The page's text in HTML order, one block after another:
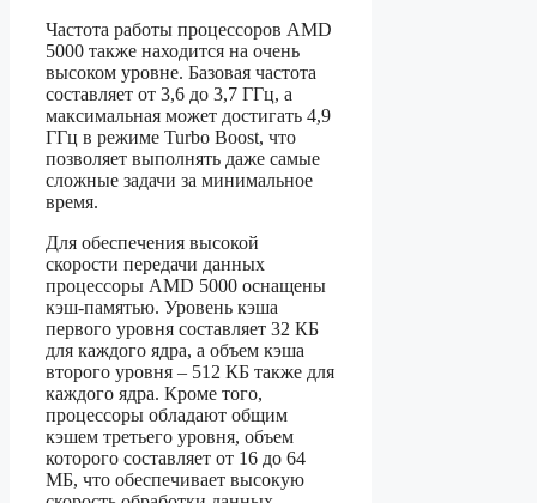
Частота работы процессоров AMD
5000 также находится на очень
высоком уровне. Базовая частота
составляет от 3,6 до 3,7 ГГц, а
максимальная может достигать 4,9
ГГц в режиме Turbo Boost, что
позволяет выполнять даже самые
сложные задачи за минимальное
время.
Для обеспечения высокой
скорости передачи данных
процессоры AMD 5000 оснащены
кэш-памятью. Уровень кэша
первого уровня составляет 32 КБ
для каждого ядра, а объем кэша
второго уровня – 512 КБ также для
каждого ядра. Кроме того,
процессоры обладают общим
кэшем третьего уровня, объем
которого составляет от 16 до 64
МБ, что обеспечивает высокую